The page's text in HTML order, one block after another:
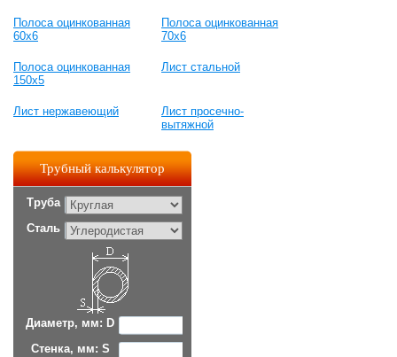
Полоса оцинкованная
60х6
Полоса оцинкованная
70х6
Полоса оцинкованная
150х5
Лист стальной
Лист нержавеющий
Лист просечно-
вытяжной
Трубный калькулятор
Труба
Сталь
Диаметр, мм: D
Стенка, мм: S